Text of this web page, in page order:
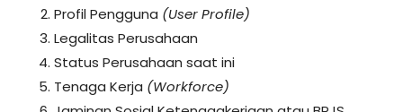
Profil Pengguna (User Profile)
Legalitas Perusahaan
Status Perusahaan saat ini
Tenaga Kerja (Workforce)